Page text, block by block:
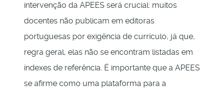
intervenção da APEES será crucial: muitos
docentes não publicam em editoras
portuguesas por exigência de currículo, já que,
regra geral, elas não se encontram listadas em
índexes de referência. É importante que a APEES
se afirme como uma plataforma para a